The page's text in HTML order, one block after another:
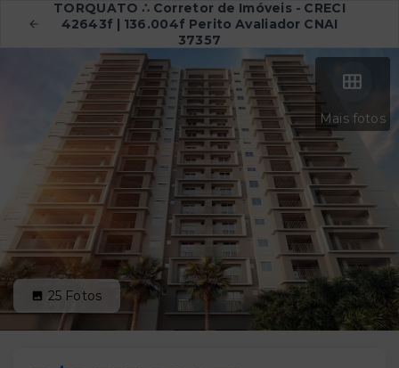
TORQUATO ∴ Corretor de Imóveis - CRECI
42643f | 136.004f Perito Avaliador CNAI
37357
Mais fotos
25 Fotos